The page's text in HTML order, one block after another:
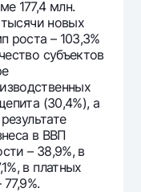
177,4 млн.
новых
роста – 103,3%
субъектов
(30,4%), а
в ВВП
– 38,9%, в
в платных